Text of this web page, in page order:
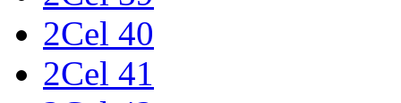
2Cel 40
2Cel 41